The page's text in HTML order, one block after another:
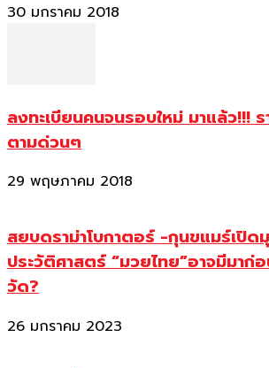
30 มกราคม 2018
ลงทะเบียนคนจนรอบใหม่ มาแล้ว!!!
ตามด่วนๆ
29 พฤษภาคม 2018
สยบดราม่าโบกาตอร์ -กุนขแมร์เปิด
ประวัติศาสตร์ “มวยไทย”อาจมีมาก่
วัด?
26 มกราคม 2023